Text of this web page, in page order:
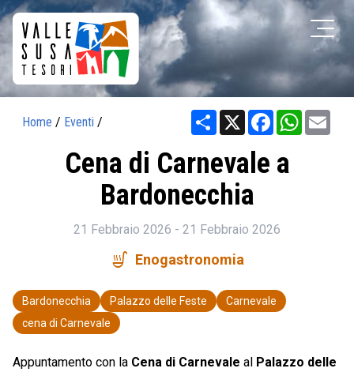
Home / Eventi / Share X Facebook
Cena di Carnevale a
Bardonecchia
21 Febbraio 2026 - 21 Febbraio 2026
soup_kitchen Enogastronomia
Bardonecchia Palazzo delle Feste
Carnevale
cena di Carnevale
Appuntamento con la Cena di Carnevale al Palazzo delle